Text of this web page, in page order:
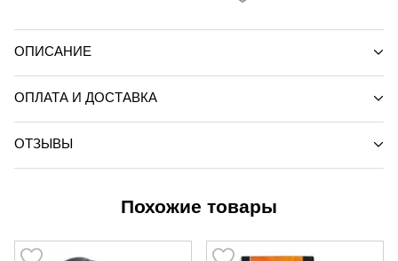
ОПИСАНИЕ
ОПЛАТА И ДОСТАВКА
ОТЗЫВЫ
Похожие товары